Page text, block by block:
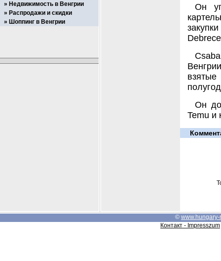
Он
Он
Temu и
Недвижимость в Венгрии
Распродажи и скидки
Шоппинг в Венгрии
© www.hungary-
Контакт - Impresszum